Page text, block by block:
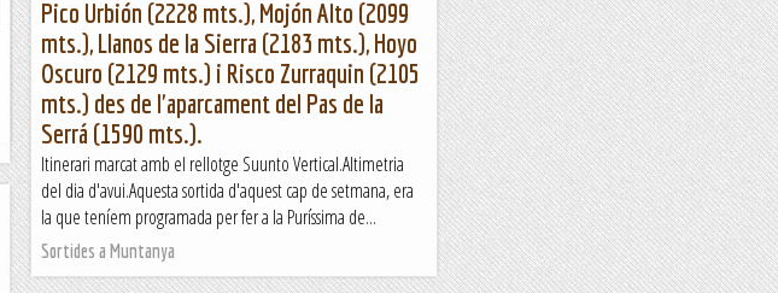
Pico Urbión (2228 mts.), Mojón Alto (2099
mts.), Llanos de la Sierra (2183 mts.), Hoyo
Oscuro (2129 mts.) i Risco Zurraquin (2105
mts.) des de l'aparcament del Pas de la
Serrá (1590 mts.).
Itinerari marcat amb el rellotge Suunto Vertical.Altimetria
del dia d'avui.Aquesta sortida d'aquest cap de setmana, era
la que teníem programada per fer a la Puríssima de...
Sortides a Muntanya